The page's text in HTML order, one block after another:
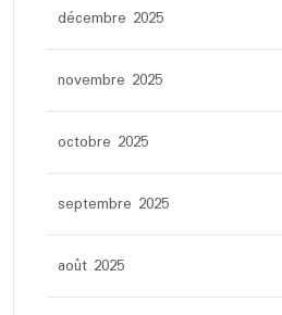
décembre 2025
novembre 2025
octobre 2025
septembre 2025
août 2025